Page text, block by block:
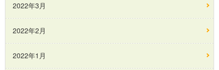
2022年3月
2022年2月
2022年1月